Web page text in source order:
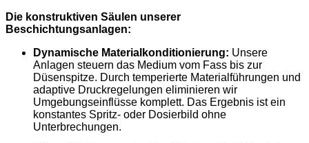
Die konstruktiven Säulen unserer
Beschichtungsanlagen:
Dynamische Materialkonditionierung: Unsere
Anlagen steuern das Medium vom Fass bis zur
Düsenspitze. Durch temperierte Materialführungen und
adaptive Druckregelungen eliminieren wir
Umgebungseinflüsse komplett. Das Ergebnis ist ein
konstantes Spritz- oder Dosierbild ohne
Unterbrechungen.